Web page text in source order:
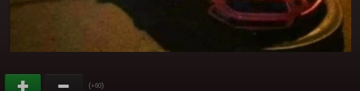
(+60)